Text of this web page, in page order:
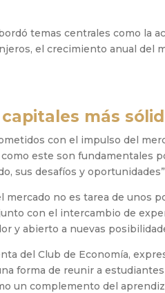
temas centrales como la
el crecimiento anual del
más
con el impulso del
este son fundamentales
sus desafíos y
mercado no es tarea de unos
con el intercambio de
y abierto a nuevas
del Club de Economía,
forma de reunir a
un complemento del